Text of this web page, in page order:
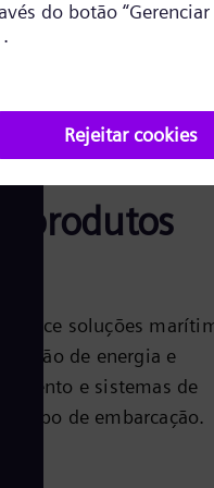
produtos
oferece soluções
de energia e
e sistemas de
tipo de embarcação.